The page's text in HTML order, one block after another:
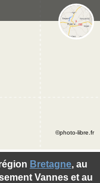
Bretagne, au
Vannes et au
©photo-libre.fr